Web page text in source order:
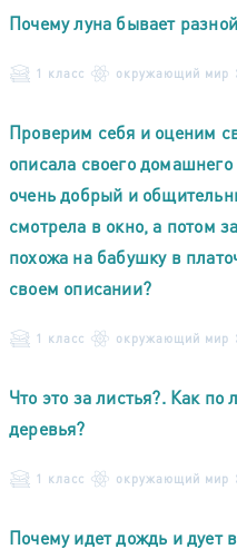
Почему луна бывает
1 класс окружающий мир
Проверим себя и оценим
описала своего
очень добрый и
смотрела в окно, а потом
похожа на бабушку в
своем описании?
1 класс окружающий мир
Что это за листья?. Как
деревья?
1 класс окружающий мир
Почему идет дождь и дует